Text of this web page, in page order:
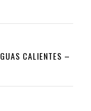
CALIENTES –